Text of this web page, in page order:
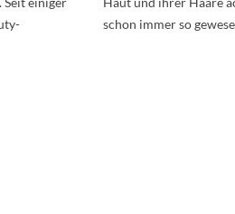
schon immer so